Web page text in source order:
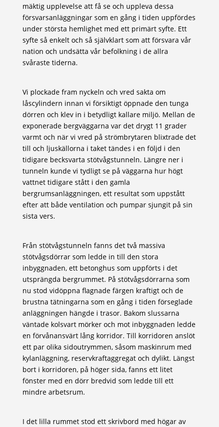
mäktig upplevelse att få se och uppleva dessa
försvarsanläggningar som en gång i tiden uppfördes
under största hemlighet med ett primärt syfte. Ett
syfte så enkelt och så självklart som att försvara vår
nation och undsätta vår befolkning i de allra
svåraste tiderna.
Vi plockade fram nyckeln och vred sakta om
låscylindern innan vi försiktigt öppnade den tunga
dörren och klev in i betydligt kallare miljö. Mellan de
exponerade bergväggarna var det drygt 11 grader
varmt och när vi vred på strömbrytaren blixtrade det
till och ljuskällorna i taket tändes i en följd i den
tidigare becksvarta stötvågstunneln. Längre ner i
tunneln kunde vi tydligt se på väggarna hur högt
vattnet tidigare stått i den gamla
bergrumsanläggningen, ett resultat som uppstått
efter att både ventilation och pumpar sjungit på sin
sista vers.
Från stötvågstunneln fanns det två massiva
stötvågsdörrar som ledde in till den stora
inbyggnaden, ett betonghus som uppförts i det
utsprängda bergrummet. På stötvågsdörrarna som
nu stod vidöppna flagnade färgen kraftigt och de
brustna tätningarna som en gång i tiden förseglade
anläggningen hängde i trasor. Bakom slussarna
väntade kolsvart mörker och mot inbyggnaden ledde
en förvånansvärt lång korridor. Till korridoren anslöt
ett par olika sidoutrymmen, såsom maskinrum med
kylanläggning, reservkraftaggregat och dylikt. Längst
bort i korridoren, på höger sida, fanns ett litet
fönster med en dörr bredvid som ledde till ett
mindre arbetsrum.
I det lilla rummet stod ett skrivbord med högar av